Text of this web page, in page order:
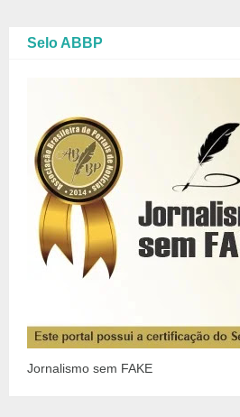
Selo ABBP
Jornalismo sem FAKE